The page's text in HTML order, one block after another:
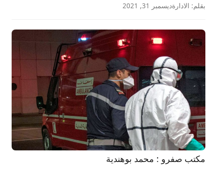
بقلم: الادارةديسمبر 31, 2021
مكتب صفرو : محمد بوهندية